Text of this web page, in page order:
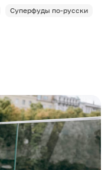
Суперфуды по-русски